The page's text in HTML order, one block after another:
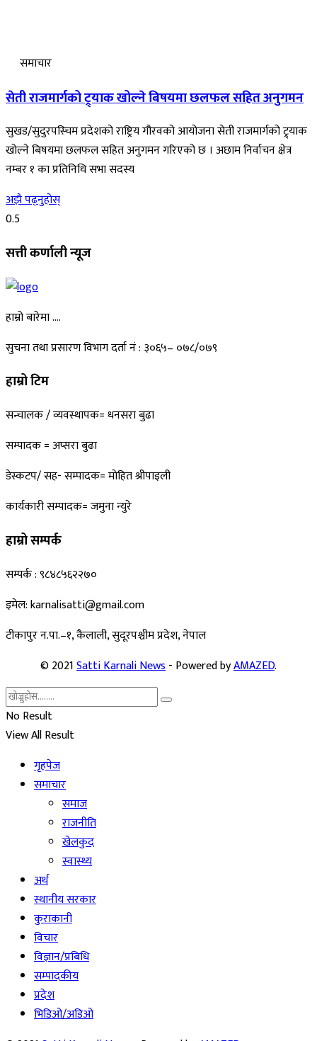
समाचार
सेती राजमार्गको ट्र्याक खोल्ने बिषयमा छलफल सहित अनुगमन
सुखड/सुदुरपस्चिम प्रदेशको राष्ट्रिय गौरवको आयोजना सेती राजमार्गको ट्र्याक
खोल्ने बिषयमा छलफल सहित अनुगमन गरिएको छ । अछाम निर्वाचन क्षेत्र
नम्बर १ का प्रतिनिधि सभा सदस्य
अझै पढ्नुहोस्
सत्ती कर्णाली न्यूज
हाम्रो बारेमा ….
सुचना तथा प्रसारण विभाग दर्ता नं : ३०६५– ०७८/०७९
हाम्रो टिम
सन्चालक / व्यवस्थापक= धनसरा बुढा
सम्पादक = अप्सरा बुढा
डेस्कटप/ सह- सम्पादक= माेहित श्रीपाइली
कार्यकारी सम्पादक= जमुना न्युरे
हाम्रो सम्पर्क
सम्पर्क : ९८४८५६२२७०
इमेल: karnalisatti@gmail.com
टीकापुर न.पा.–१, कैलाली, सुदूरपश्चीम प्रदेश, नेपाल
© 2021Satti Karnali News- Powered byAMAZED.
No Result
View All Result
गृहपेज
समाचार
समाज
राजनीति
खेलकुद
स्वास्थ्य
अर्थ
स्थानीय सरकार
कुराकानी
विचार
विज्ञान/प्रबिधि
सम्पादकीय
प्रदेश
भिडिओ/अडिओ